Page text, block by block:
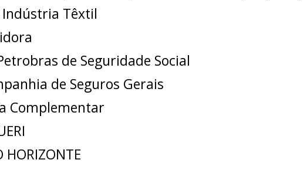
Indústria Têxtil
de Seguridade Social
de Seguros Gerais
Complementar
HORIZONTE